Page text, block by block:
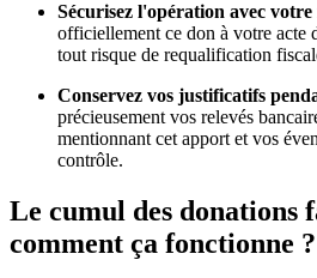
Sécurisez l'opération avec
officiellement ce don à votre acte
tout risque de requalification
Conservez vos justificatifs
précieusement vos relevés
mentionnant cet apport et vos
contrôle.
Le cumul des donations
comment ça fonctionne ?